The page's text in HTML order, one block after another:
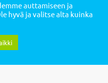
hoitoa kuin se
luona, Vakkuri
Puiras. Hän omaksui
auttamiseen ja
hyvä ja valitse alta kuinka